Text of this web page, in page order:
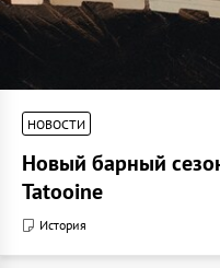
НОВОСТИ
Новый барный
Tatooine
История